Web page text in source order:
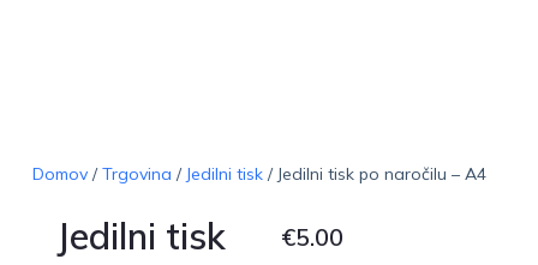
Domov/Trgovina / Jedilni tisk/ Jedilni tisk po naročilu – A4
Jedilni tisk
€5.00